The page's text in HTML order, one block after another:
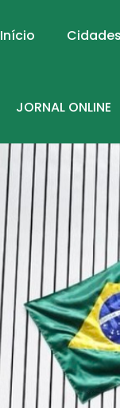
Início Cidades
JORNAL ONLINE